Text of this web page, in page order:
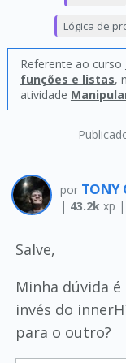
Lógica de
Referente ao curso
funções e listas,
atividade
por TONY
| 43.2kxp |
Salve,
Minha dúvida
invés do
para o outro?